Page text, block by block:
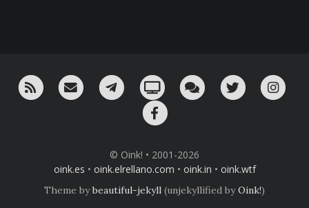
RSS ¡Mándame un email!¡Nuestro canal en Telegram!
Oink! TV Charla con nosotros
Twitter
© Oink! • 2001-2026
oink.es • oink.elrellano.com • oink.in • oink.wtf
Theme bybeautiful-jekyll (unjekyllified byOink!)